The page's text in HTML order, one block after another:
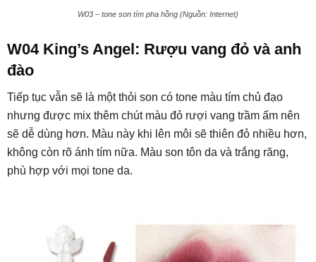
W03 – tone son tím pha hồng (Nguồn: Internet)
W04 King’s Angel: Rượu vang đỏ và anh
đào
Tiếp tục vẫn sẽ là một thỏi son có tone màu tím chủ đạo
nhưng được mix thêm chút màu đỏ rượi vang trầm ấm nên
sẽ dễ dùng hơn. Màu này khi lên môi sẽ thiên đỏ nhiều hơn,
không còn rõ ánh tím nữa. Màu son tôn da và trắng răng,
phù hợp với mọi tone da.